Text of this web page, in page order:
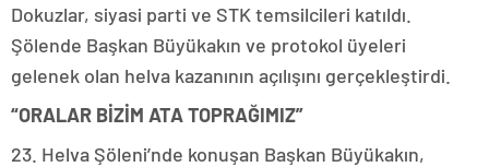
Dokuzlar, siyasi parti ve STK temsilcileri katıldı.
Şölende Başkan Büyükakın ve protokol üyeleri
gelenek olan helva kazanının açılışını gerçekleştirdi.
“ORALAR BİZİM ATA TOPRAĞIMIZ”
23. Helva Şöleni’nde konuşan Başkan Büyükakın,